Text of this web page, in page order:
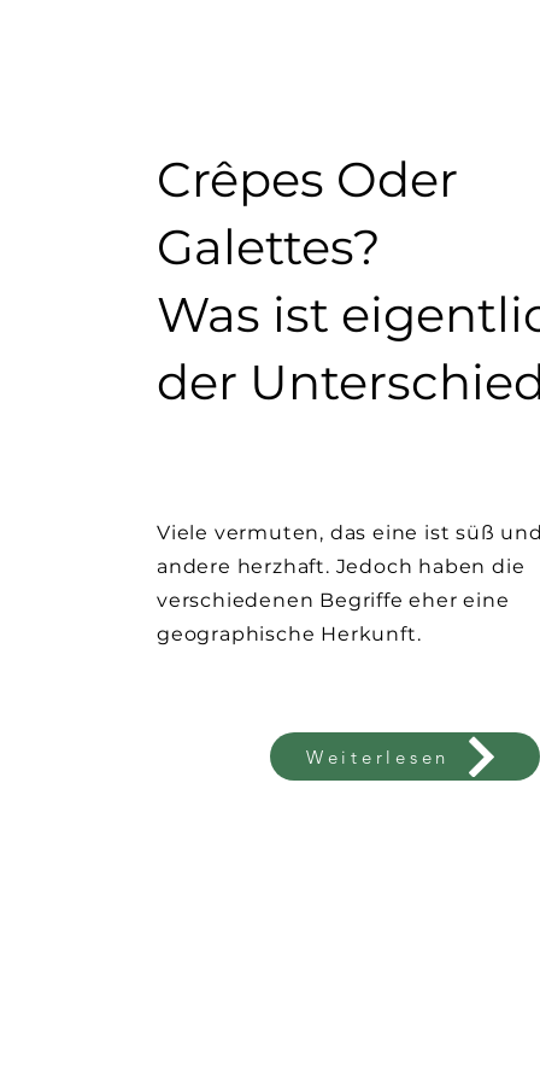
Crêpes Oder
Galettes?
Was ist
der
Viele vermuten, das eine ist süß
andere herzhaft. Jedoch haben die
verschiedenen Begriffe eher eine
geographische Herkunft.
Weiterlesen